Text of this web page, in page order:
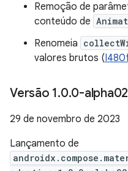
Remoção de
conteúdo de
Renomeia
valores brutos (
Versão 1.0.0-alpha02
29 de novembro de 2023
Lançamento de